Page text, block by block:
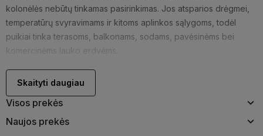
Visos prekės
Naujos prekės
kolonėlės nebūtų tinkamas pasirinkimas. Jos atsparios drėgmei,
temperatūrų svyravimams ir kitoms aplinkos sąlygoms, todėl
puikiai tinka terasoms, balkonams, sodams, pavėsinėms bei
komercinėms lauko erdvėms.
Skirtingai nei vidaus patalpose, lauke garsas neturi sienų, nuo
kurių galėtų atsispindėti, todėl garso sistema turi dirbti visai
kitomis sąlygomis. Tinkamai parinktos lauko kolonėlės leidžia
išlaikyti aiškų, subalansuotą ir malonų garsą net didesnėse
atvirose erdvėse.
Skaityti daugiau